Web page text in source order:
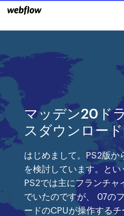
マッデン20ド
スダウンロー
はじめまして。PS2版か
を検討しています。と
PS2では主にフランチャ
でいたのですが、 07の
ードのCPUが操作する